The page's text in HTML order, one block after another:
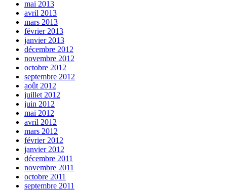
mai 2013
avril 2013
mars 2013
février 2013
janvier 2013
décembre 2012
novembre 2012
octobre 2012
septembre 2012
août 2012
juillet 2012
juin 2012
mai 2012
avril 2012
mars 2012
février 2012
janvier 2012
décembre 2011
novembre 2011
octobre 2011
septembre 2011